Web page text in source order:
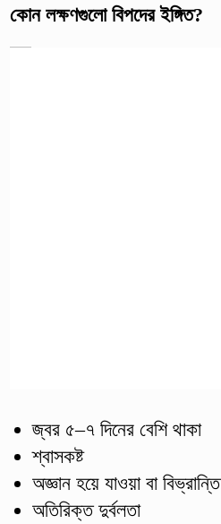
কোন লক্ষণগুলো বিপদের ইঙ্গিত?
জ্বর ৫–৭ দিনের বেশি থাকা
শ্বাসকষ্ট
অজ্ঞান হয়ে যাওয়া বা বিভ্রান্তি
অতিরিক্ত দুর্বলতা